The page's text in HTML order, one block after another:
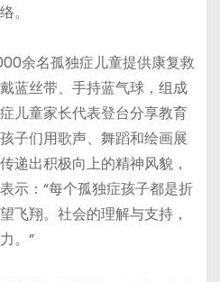
。
余名孤独症儿童提供康复救
蓝丝带、手持蓝气球，组成
儿童家长代表登台分享教育
子们用歌声、舞蹈和绘画展
递出积极向上的精神风貌，
示：“每个孤独症孩子都是折
飞翔。社会的理解与支持，
。”